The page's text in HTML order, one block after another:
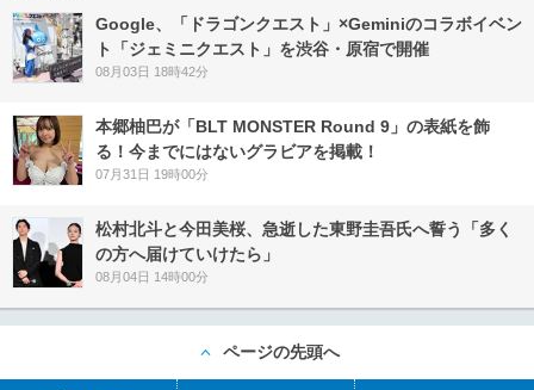
Google、「ドラゴンクエスト」×Geminiのコラボイベン
ト「ジェミニクエスト」を渋谷・原宿で開催
08月03日 18時42分
本郷柚巴が「BLT MONSTER Round 9」の表紙を飾
る！今までにはないグラビアを掲載！
07月31日 19時00分
松村北斗と今田美桜、急逝した東野圭吾氏へ誓う「多く
の方へ届けていけたら」
08月04日 14時00分
ページの先頭へ